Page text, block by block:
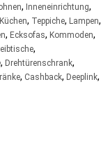
, Inneneinrichtung,
Küchen, Teppiche, Lampen,
, Ecksofas, Kommoden,
,
, Drehtürenschrank,
, Cashback, Deeplink,